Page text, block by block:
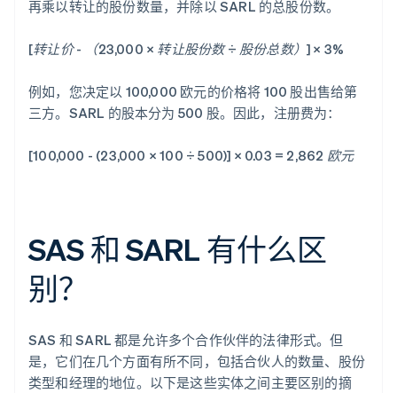
再乘以转让的股份数量，并除以 SARL 的总股份数。
[转让价 - （23,000 × 转让股份数 ÷ 股份总数）] × 3%
例如，您决定以 100,000 欧元的价格将 100 股出售给第
三方。SARL 的股本分为 500 股。因此，注册费为：
[100,000 - (23,000 × 100 ÷ 500)] × 0.03 = 2,862 欧元
SAS 和 SARL 有什么区
别？
SAS 和 SARL 都是允许多个合作伙伴的法律形式。但
是，它们在几个方面有所不同，包括合伙人的数量、股份
类型和经理的地位。以下是这些实体之间主要区别的摘